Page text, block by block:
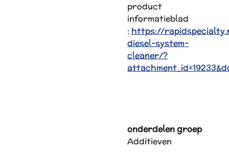
product
informatieblad
: https://
diesel-system-
cleaner/?
onderdelen groep
Additieven